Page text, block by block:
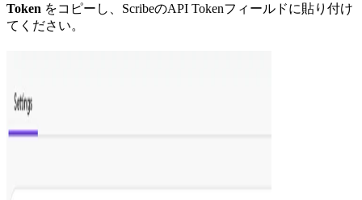
Token をコピーし、ScribeのAPI Tokenフィールドに貼り付け
てください。